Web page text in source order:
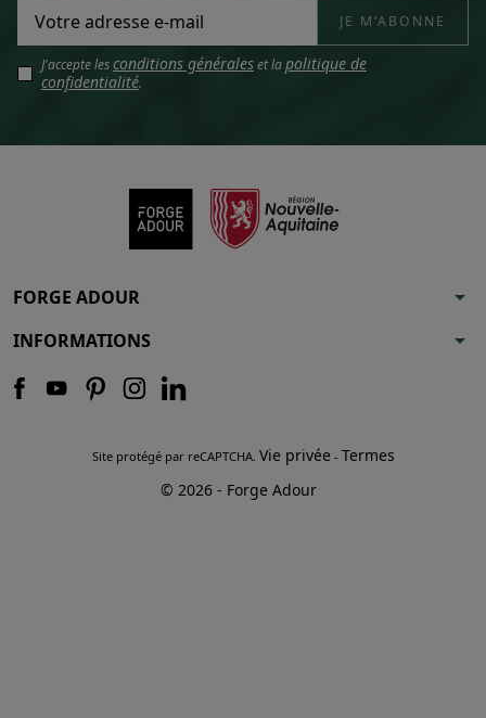
J'accepte lesconditions généraleset lapolitique de
confidentialité.
FORGE ADOUR arrow_drop_down
INFORMATIONS arrow_drop_down
Site protégé par reCAPTCHA. Vie privée - Termes
© 2026 - Forge Adour